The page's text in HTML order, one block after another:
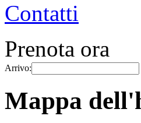
Contatti
Prenota ora
Arrivo:
Mappa